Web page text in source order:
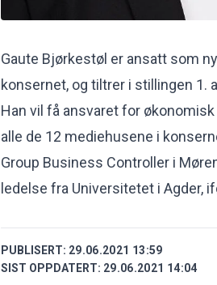
Gaute Bjørkestøl er ansatt som
konsernet, og tiltrer i stillingen 1.
Han vil få ansvaret for
alle de 12 mediehusene i
Group Business Controller i
ledelse fra Universitetet i Agder,
PUBLISERT: 29.06.2021 13:59
SIST OPPDATERT: 29.06.2021 14:04